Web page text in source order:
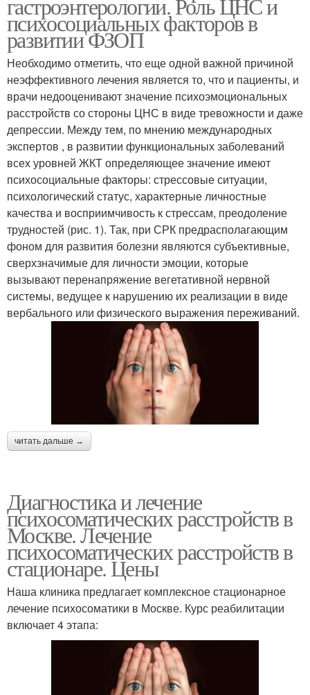
психосоциальных факторов в
развитии ФЗОП
Необходимо отметить, что еще одной важной причиной
неэффективного лечения является то, что и пациенты, и
врачи недооценивают значение психоэмоциональных
расстройств со стороны ЦНС в виде тревожности и даже
депрессии. Между тем, по мнению международных
экспертов , в развитии функциональных заболеваний
всех уровней ЖКТ определяющее значение имеют
психосоциальные факторы: стрессовые ситуации,
психологический статус, характерные личностные
качества и восприимчивость к стрессам, преодоление
трудностей (рис. 1). Так, при СРК предрасполагающим
фоном для развития болезни являются субъективные,
сверхзначимые для личности эмоции, которые
вызывают перенапряжение вегетативной нервной
системы, ведущее к нарушению их реализации в виде
вербального или физического выражения переживаний.
читать дальше →
Диагностика и лечение
психосоматических расстройств в
Москве. Лечение
психосоматических расстройств в
стационаре. Цены
Наша клиника предлагает комплексное стационарное
лечение психосоматики в Москве. Курс реабилитации
включает 4 этапа: